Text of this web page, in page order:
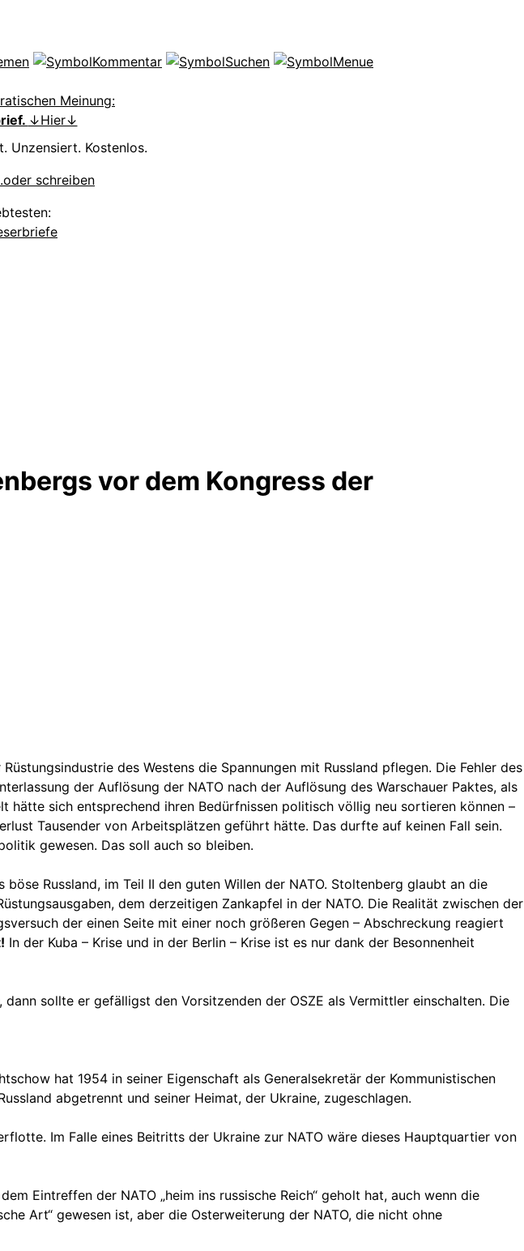
Meinung:
↓Hier↓
Unzensiert. Kostenlos.
schreiben
vor dem Kongress der
des Westens die Spannungen mit Russland pflegen. Die Fehler des
der Auflösung der NATO nach der Auflösung des Warschauer Paktes, als
hätte sich entsprechend ihren Bedürfnissen politisch völlig neu sortieren können –
Tausender von Arbeitsplätzen geführt hätte. Das durfte auf keinen Fall sein.
gewesen. Das soll auch so bleiben.
Russland, im Teil II den guten Willen der NATO. Stoltenberg glaubt an die
dem derzeitigen Zankapfel in der NATO. Die Realität zwischen der
der einen Seite mit einer noch größeren Gegen – Abschreckung reagiert
In der Kuba – Krise und in der Berlin – Krise ist es nur dank der Besonnenheit
sollte er gefälligst den Vorsitzenden der OSZE als Vermittler einschalten. Die
hat 1954 in seiner Eigenschaft als Generalsekretär der Kommunistischen
abgetrennt und seiner Heimat, der Ukraine, zugeschlagen.
Im Falle eines Beitritts der Ukraine zur NATO wäre dieses Hauptquartier von
Eintreffen der NATO „heim ins russische Reich“ geholt hat, auch wenn die
Art“ gewesen ist, aber die Osterweiterung der NATO, die nicht ohne